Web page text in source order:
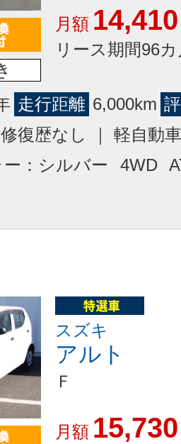
月額 14,410
リース期間96
走行距離 6,000km
復歴なし ｜ 軽自動車
ー：シルバー 4WD
スズキ
アルト
Ｆ
月額 15,730